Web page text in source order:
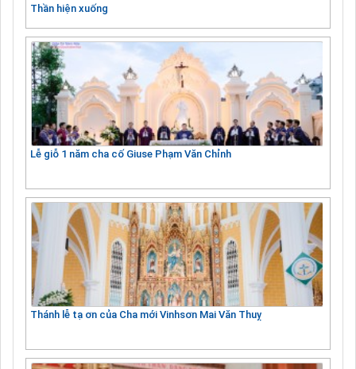
Thần hiện xuống
Lễ giỗ 1 năm cha cố Giuse Phạm Văn Chỉnh
Thánh lễ tạ ơn của Cha mới Vinhsơn Mai Văn Thuỵ